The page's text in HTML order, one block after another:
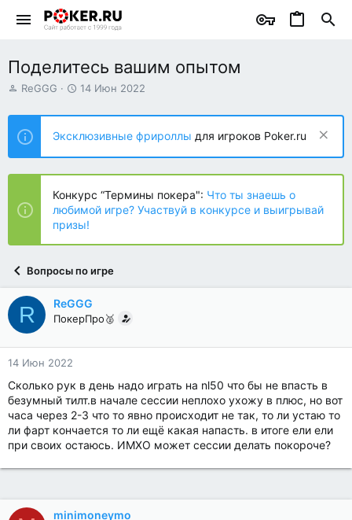
Поделитесь вашим опытом
А
т
о
р
т
е
ы
ReGGG
Д
т
н
а
ч
л
а
14 Июн 2022
Эксклюзивные фрироллы для игроков Poker.ru
Конкурс “Термины покера": Что ты знаешь о
любимой игре? Участвуй в конкурсе и выигрывай
призы!
Вопросы по игре
R ReGGG
ПокерПро🥈
14 Июн 2022
Сколько рук в день надо играть на nl50 что бы не впасть в
безумный тилт.в начале сессии неплохо ухожу в плюс, но вот
часа через 2-3 что то явно происходит не так, то ли устаю то
ли фарт кончается то ли ещё какая напасть. в итоге ели ели
при своих остаюсь. ИМХО может сессии делать покороче?
minimoneymo